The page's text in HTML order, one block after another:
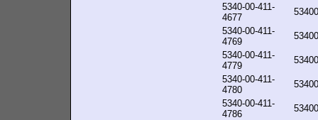
5340-00-411-
4677
5340-00-411-
4769
5340-00-411-
4779
5340-00-411-
4780
5340-00-411-
4786